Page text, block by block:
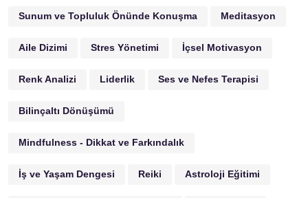
Sunum ve Topluluk Önünde Konuşma Meditasyon
Aile Dizimi Stres Yönetimi İçsel Motivasyon
Renk Analizi Liderlik Ses ve Nefes Terapisi
Bilinçaltı Dönüşümü
Mindfulness - Dikkat ve Farkındalık
İş ve Yaşam Dengesi Reiki Astroloji Eğitimi